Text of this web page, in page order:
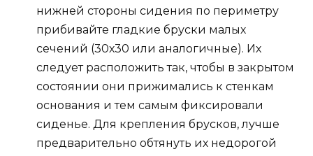
нижней стороны сидения по периметру
прибивайте гладкие бруски малых
сечений (30х30 или аналогичные). Их
следует расположить так, чтобы в закрытом
состоянии они прижимались к стенкам
основания и тем самым фиксировали
сиденье. Для крепления брусков, лучше
предварительно обтянуть их недорогой